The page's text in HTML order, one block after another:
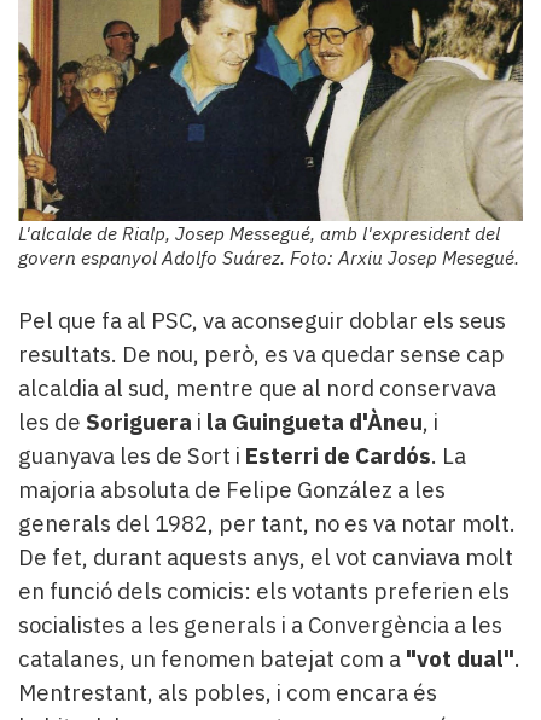
L'alcalde de Rialp, Josep Messegué, amb l'expresident del
govern espanyol Adolfo Suárez. Foto: Arxiu Josep Mesegué.
Pel que fa al PSC, va aconseguir doblar els seus
resultats. De nou, però, es va quedar sense cap
alcaldia al sud, mentre que al nord conservava
les de Soriguera i la Guingueta d'Àneu, i
guanyava les de Sort i Esterri de Cardós. La
majoria absoluta de Felipe González a les
generals del 1982, per tant, no es va notar molt.
De fet, durant aquests anys, el vot canviava molt
en funció dels comicis: els votants preferien els
socialistes a les generals i a Convergència a les
catalanes, un fenomen batejat com a "vot dual".
Mentrestant, als pobles, i com encara és